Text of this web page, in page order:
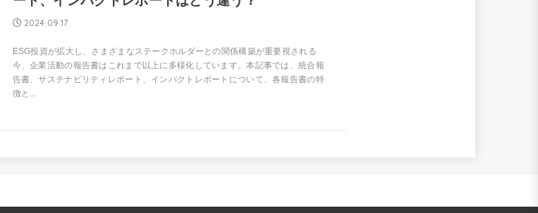
2024.09.17
ESG投資が拡大し、さまざまなステークホルダーとの関係構築が重要視される
今、企業活動の報告書はこれまで以上に多様化しています。本記事では、統合報
告書、サステナビリティレポート、インパクトレポートについて、各報告書の特
徴と...